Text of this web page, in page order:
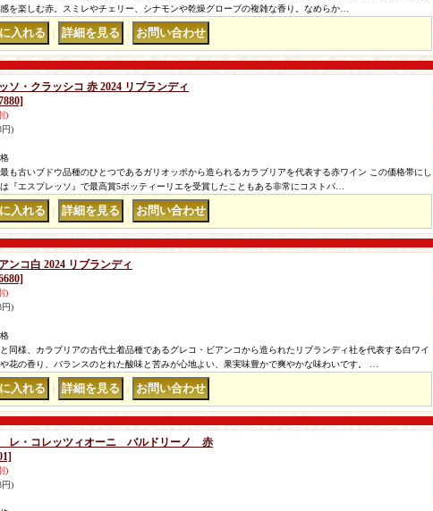
を楽しむ赤。スミレやチェリー、シナモンや乾燥グローブの複雑な香り。なめらか…
ソ・クラッシコ 赤 2024 リブランディ
)
円)
も古いブドウ品種のひとつであるガリオッポから造られるカラブリアを代表する赤ワイン この価格帯にし
『エスプレッソ』で最高賞5ボッティーリエを受賞したこともある非常にコストパ…
ンコ白 2024 リブランディ
)
円)
同様、カラブリアの古代土着品種であるグレコ・ビアンコから造られたリブランディ社を代表する白ワイ
花の香り、バランスのとれた酸味と苦みが心地よい、果実味豊かで爽やかな味わいです。 …
レ・コレッツィオーニ バルドリーノ 赤
)
円)